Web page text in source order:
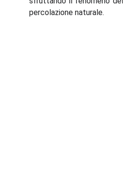
percolazione naturale.